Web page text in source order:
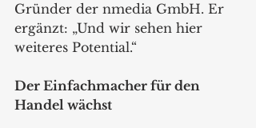
Gründer der nmedia GmbH. Er
ergänzt: „Und wir sehen hier
weiteres Potential.“
Der Einfachmacher für den
Handel wächst